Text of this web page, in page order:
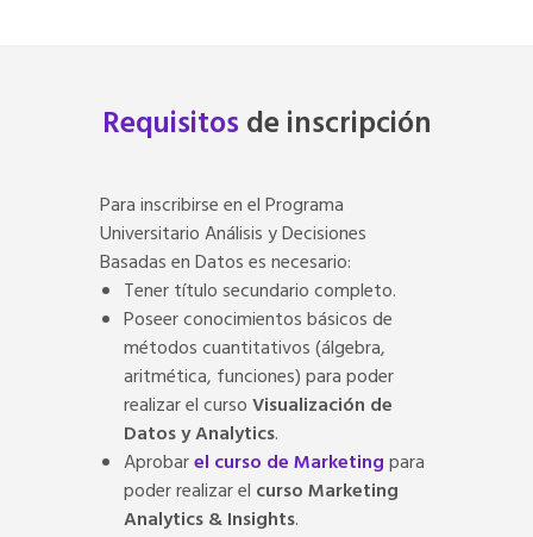
Requisitos de inscripción
Para inscribirse en el Programa
Universitario Análisis y Decisiones
Basadas en Datos es necesario:
Tener título secundario completo.
Poseer conocimientos básicos de
métodos cuantitativos (álgebra,
aritmética, funciones) para poder
realizar el cursoVisualización de
Datos y Analytics.
Aprobarel curso de Marketingpara
poder realizar el curso Marketing
Analytics & Insights.